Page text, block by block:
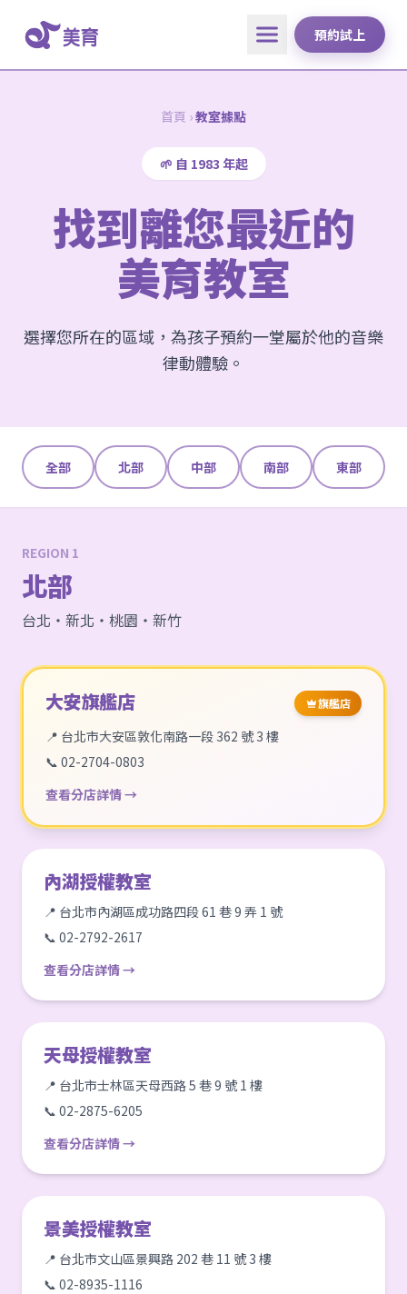
預約試上
首頁 ›教室據點
🌱 自 1983 年起
找到離您最近的
美育教室
選擇您所在的區域，為孩子預約一堂屬於他的音樂
律動體驗。
全部 北部 中部 南部 東部
REGION 1
北部
台北・新北・桃園・新竹
大安旗艦店 旗艦店
📍 台北市大安區敦化南路一段 362 號 3 樓
📞 02-2704-0803
查看分店詳情 →
內湖授權教室
📍 台北市內湖區成功路四段 61 巷 9 弄 1 號
📞 02-2792-2617
查看分店詳情 →
天母授權教室
📍 台北市士林區天母西路 5 巷 9 號 1 樓
📞 02-2875-6205
查看分店詳情 →
景美授權教室
📍 台北市文山區景興路 202 巷 11 號 3 樓
📞 02-8935-1116